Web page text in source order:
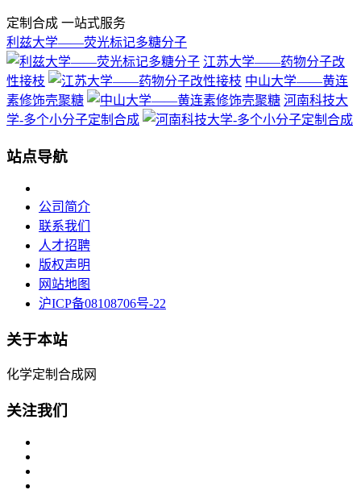
定制合成 一站式服务
利兹大学——荧光标记多糖分子
江苏大学——药物分子改
性接枝
中山大学——黄连
素修饰壳聚糖
河南科技大
学-多个小分子定制合成
站点导航
公司简介
联系我们
人才招聘
版权声明
网站地图
沪ICP备08108706号-22
关于本站
化学定制合成网
关注我们